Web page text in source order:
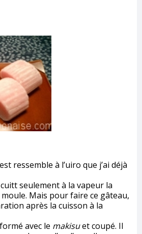
ressemble à l’uiro que j’ai déjà
seulement à la vapeur la
Mais pour faire ce gâteau,
après la cuisson à la
avec le makisuet coupé. Il